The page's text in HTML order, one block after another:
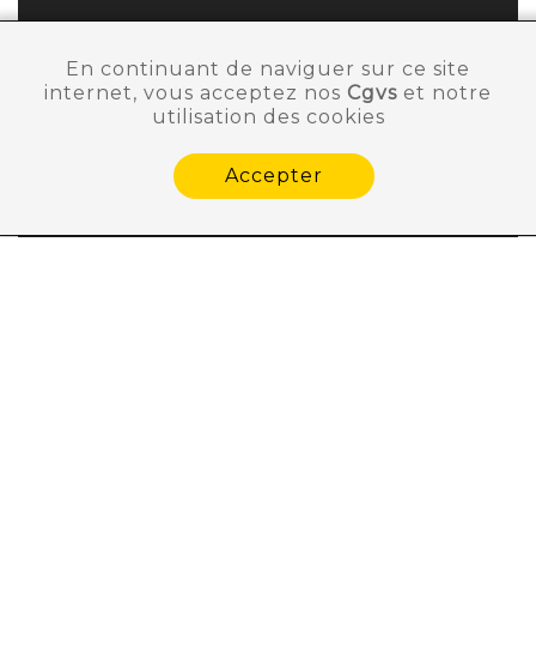
En continuant de naviguer sur ce site
internet, vous acceptez nos Cgvs et notre
utilisation des cookies
Accepter
Besoin d'aide ?